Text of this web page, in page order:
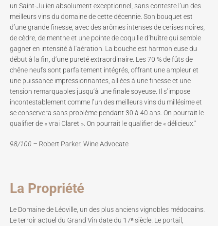
un Saint-Julien absolument exceptionnel, sans conteste l’un des
meilleurs vins du domaine de cette décennie. Son bouquet est
d’une grande finesse, avec des arômes intenses de cerises noires,
de cèdre, de menthe et une pointe de coquille d’huître qui semble
gagner en intensité à l’aération. La bouche est harmonieuse du
début à la fin, d’une pureté extraordinaire. Les 70 % de fûts de
chêne neufs sont parfaitement intégrés, offrant une ampleur et
une puissance impressionnantes, alliées à une finesse et une
tension remarquables jusqu’à une finale soyeuse. Il s’impose
incontestablement comme l’un des meilleurs vins du millésime et
se conservera sans problème pendant 30 à 40 ans. On pourrait le
qualifier de « vrai Claret ». On pourrait le qualifier de « délicieux.”
98/100 – Robert Parker, Wine Advocate
La Propriété
Le Domaine de Léoville, un des plus anciens vignobles médocains.
Le terroir actuel du Grand Vin date du 17ᵉ siècle. Le portail,